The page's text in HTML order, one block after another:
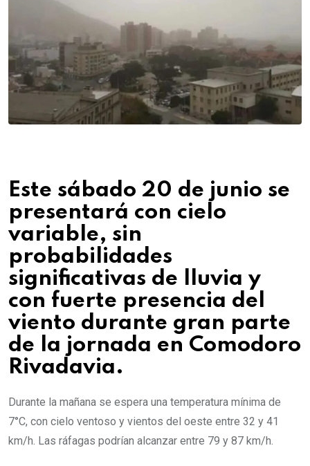
Este sábado 20 de junio se
presentará con cielo
variable, sin
probabilidades
significativas de lluvia y
con fuerte presencia del
viento durante gran parte
de la jornada en Comodoro
Rivadavia.
Durante la mañana se espera una temperatura mínima de
7°C, con cielo ventoso y vientos del oeste entre 32 y 41
km/h. Las ráfagas podrían alcanzar entre 79 y 87 km/h.